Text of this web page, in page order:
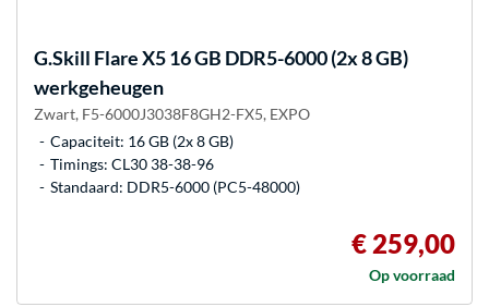
G.Skill Flare X5 16 GB DDR5-6000 (2x 8 GB)
werkgeheugen
Zwart, F5-6000J3038F8GH2-FX5, EXPO
Capaciteit: 16 GB (2x 8 GB)
Timings: CL30 38-38-96
Standaard: DDR5-6000 (PC5-48000)
€ 259,00
Op voorraad